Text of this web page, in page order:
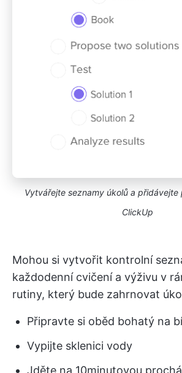
Vytvářejte seznamy úkolů a
ClickUp
Mohou si vytvořit kontrolní
každodenní cvičení a výživu v
rutiny, který bude zahrnovat
Připravte si oběd bohatý na
Vypijte sklenici vody
Jděte na 10minutovou